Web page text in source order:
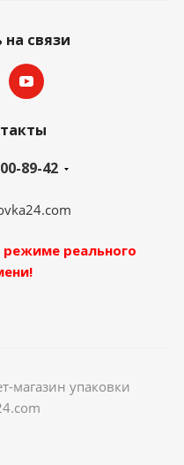
связи
89-42
режиме реального
магазин упаковки